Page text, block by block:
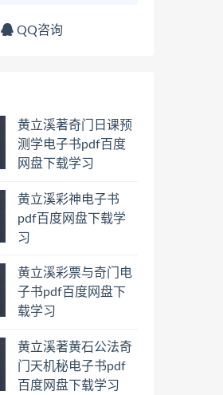
QQ咨询
黄立溪著奇门日课预
测学电子书pdf百度
网盘下载学习
黄立溪彩神电子书
pdf百度网盘下载学
习
黄立溪彩票与奇门电
子书pdf百度网盘下
载学习
黄立溪著黄石公法奇
门天机秘电子书pdf
百度网盘下载学习